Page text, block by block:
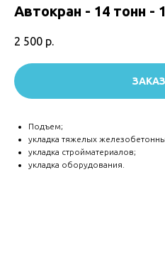
Автокран - 14 тонн -
2 500 р.
Подъем;
укладка тяжелых
укладка стройматериалов;
укладка оборудования.